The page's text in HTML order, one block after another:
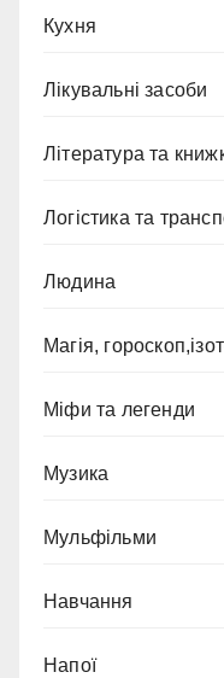
Кухня
Лікувальні засоби
Література та
Логістика та
Людина
Магія,
Міфи та легенди
Музика
Мульфільми
Навчання
Напої